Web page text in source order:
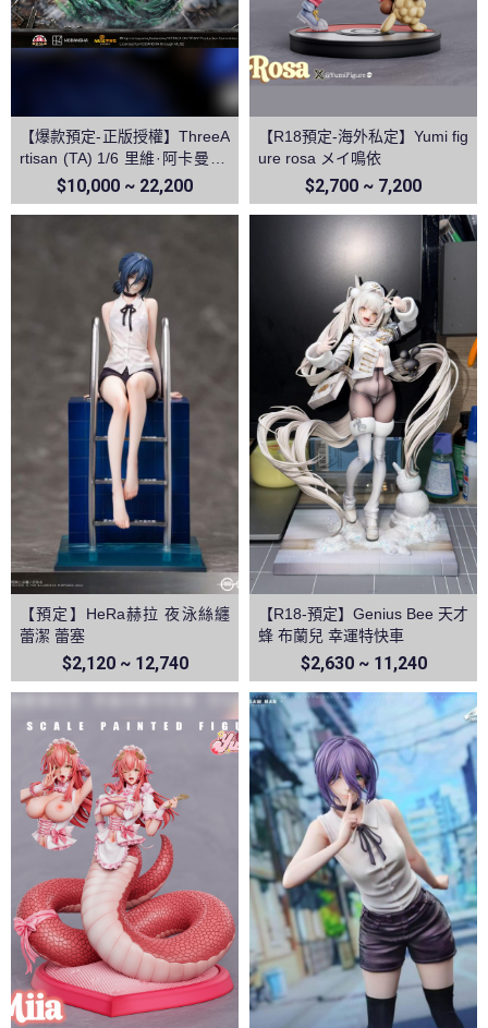
【爆款預定-正版授權】ThreeA
rtisan (TA) 1/6 里維·阿卡曼 利
威爾 進擊的巨人第三季 TPlus
系列
$10,000 ~ 22,200
【R18預定-海外私定】Yumi fig
ure rosa メイ鳴依
$2,700 ~ 7,200
【預定】HeRa赫拉 夜泳絲纏
蕾潔 蕾塞
$2,120 ~ 12,740
【R18-預定】Genius Bee 天才
蜂 布蘭兒 幸運特快車
$2,630 ~ 11,240